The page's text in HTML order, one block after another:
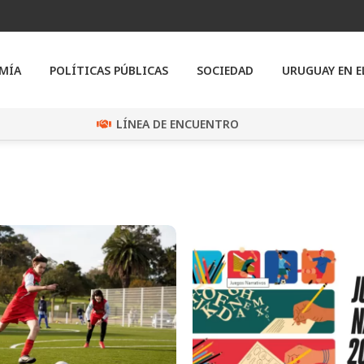
POLÍTICAS PÚBLICAS SOCIEDAD URUGUAY EN
LÍNEA DE ENCUENTRO